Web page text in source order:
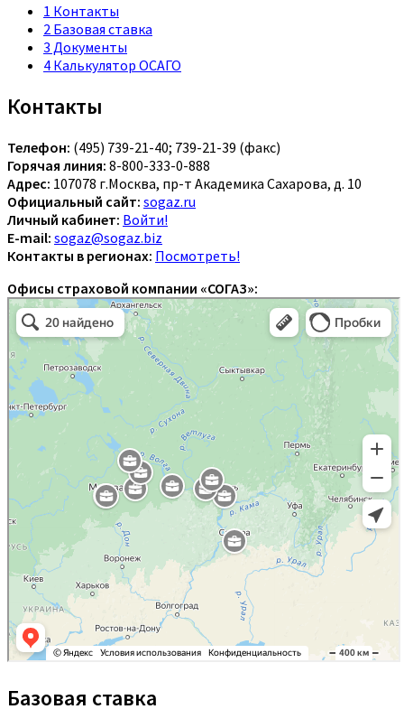
1 Контакты
2 Базовая ставка
3 Документы
4 Калькулятор ОСАГО
Контакты
Телефон: (495) 739-21-40; 739-21-39 (факс)
Горячая линия: 8-800-333-0-888
Адрес: 107078 г.Москва, пр-т Академика Сахарова, д. 10
Официальный сайт: sogaz.ru
Личный кабинет: Войти!
E-mail: sogaz@sogaz.biz
Контакты в регионах: Посмотреть!
Офисы страховой компании «СОГАЗ»:
Базовая ставка